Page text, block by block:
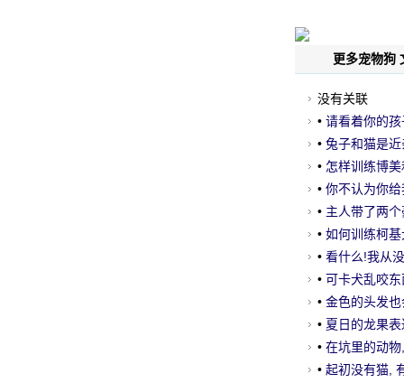
更多宠物狗
没有关联
• 请看着你的
• 兔子和猫是
• 怎样训练博
• 你不认为你
• 主人带了两
医院!
• 如何训练柯
• 看什么!我从
• 可卡犬乱咬
• 金色的头发
• 夏日的龙果
• 在坑里的动
• 起初没有猫,